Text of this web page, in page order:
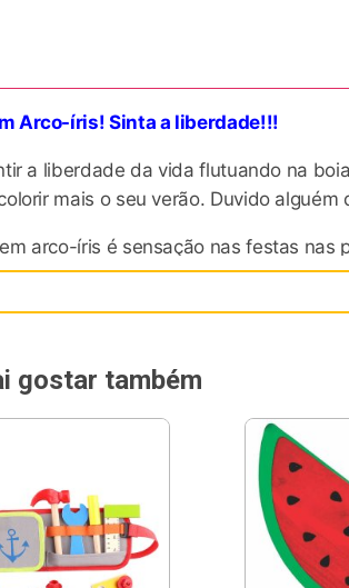
Arco-íris! Sinta a liberdade!!!
a liberdade da vida flutuando na
mais o seu verão. Duvido
arco-íris é sensação nas festas
nuvem arco-íris, sua diversão na
para o Brasil a novidade que já é febre
pool party ou beach party
temáticas, a diversão é garantida
por crianças menores de 14 anos.
com material de alta durabilidade,
gostar também